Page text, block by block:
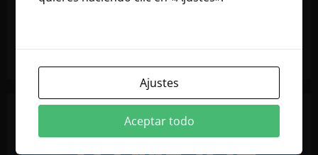
Ajustes
Aceptar todo